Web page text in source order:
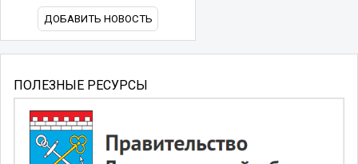
ДОБАВИТЬ НОВОСТЬ
ПОЛЕЗНЫЕ РЕСУРСЫ